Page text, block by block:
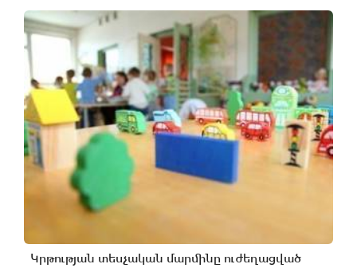
Կրթության տեսչական մարմինը ուժեղացված